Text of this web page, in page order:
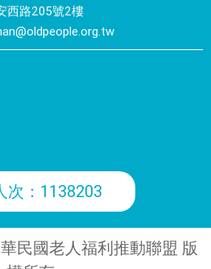
西路205號2樓
次：1138203
民國老人福利推動聯盟 版